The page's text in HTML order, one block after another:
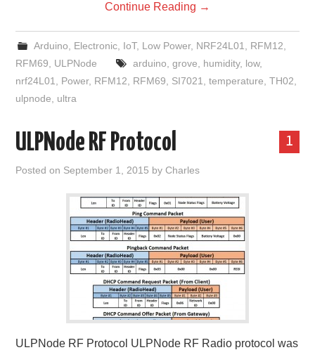
Continue Reading →
Arduino Electronic, IoT, Low Power, NRF24L01 RFM12
RFM69
ULPNode arduino grove humidity, low,
nrf24L01
Power, RFM12 RFM69 SI7021 ,temperature ,TH02
ulpnode
ultra
1
ULPNode RF Protocol
Posted on September 1, 2015 byCharles
ULPNode RF Protocol ULPNode RF Radio protocol was